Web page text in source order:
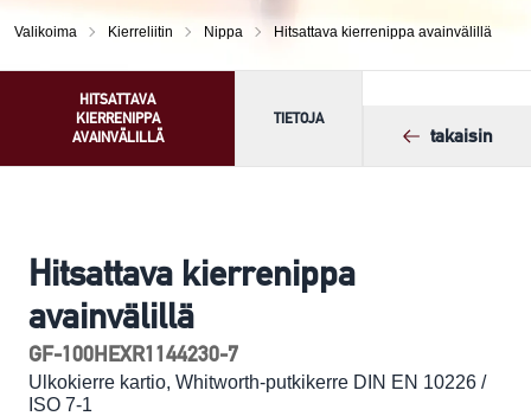
Valikoima Kierreliitin Nippa Hitsattava kierrenippa avainvälillä
HITSATTAVA
KIERRENIPPA
AVAINVÄLILLÄ
TIETOJA
takaisin
Hitsattava kierrenippa
avainvälillä
GF-100HEXR1144230-7
Ulkokierre kartio, Whitworth-putkikerre DIN EN 10226 /
ISO 7-1